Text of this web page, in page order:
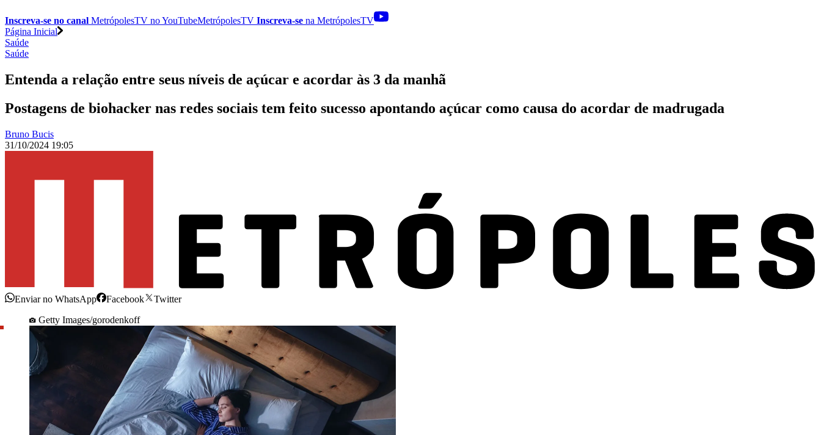
Inscreva-se no canal MetrópolesTV noYouTubeMetrópolesTV Inscreva-se na MetrópolesTV
Página Inicial
Saúde
Saúde
Entenda a relação entre seus níveis de açúcar e acordar às 3 da manhã
Postagens de biohacker nas redes sociais tem feito sucesso apontando açúcar como causa do acordar de madrugada
Bruno Bucis
31/10/2024 19:05
Enviar no WhatsApp Facebook
Twitter
Getty Images/gorodenkoff